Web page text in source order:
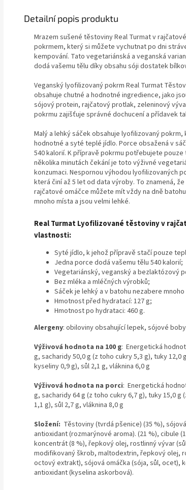
Detailní popis produktu
Mrazem sušené těstoviny Real Turmat v
pokrmem, který si můžete vychutnat po dni
kempování. Tato vegetariánská a veganská
dodá vašemu tělu díky obsahu sóji dostatek
Veganský lyofilizovaný pokrm Real Turmat
obsahuje chutné a hodnotné ingredience, jako
sójový protein, rajčatový protlak, zeleninový
pokrmu zajišťuje správné dochucení a přídavek
Malý a lehký sáček obsahuje lyofilizovaný
hodnotné a syté teplé jídlo. Porce obsažená v
540 kalorií. K přípravě pokrmu potřebujete pouze
několika minutách čekání je toto výživné
konzumaci. Nespornou výhodou lyofilizovaných
která činí až 5 let od data výroby. To znamená,
rajčatové omáčce můžete mít vždy na dně
mnoho místa a jsou velmi lehké.
Real Turmat Lyofilizované těstoviny v
vlastnosti:
Syté jídlo, k jehož přípravě stačí pouze
Jedna porce dodá vašemu tělu 540 kalorií;
Vegetariánský, veganský a bezlaktózový
Bez mléka a mléčných výrobků;
Sáček je lehký a v batohu nezabere
Hmotnost před hydratací: 127 g;
Hmotnost po hydrataci: 460 g.
Alergeny: obiloviny obsahující lepek, sójové
Výživová hodnota na 100 g: Energetická
g, sacharidy 50,0 g (z toho cukry 5,3 g), tuky 12,0
kyseliny 0,9 g), sůl 2,1 g, vláknina 6,0 g
Výživová hodnota na porci: Energetická
g, sacharidy 64 g (z toho cukry 6,7 g), tuky 15,0
1,1 g), sůl 2,7 g, vláknina 8,0 g
Složení: Těstoviny (tvrdá pšenice) (35 %),
antioxidant (rozmarýnové aroma). (21 %), cibule
koncentrát (8 %), řepkový olej, rostlinný vývar
modifikovaný škrob, maltodextrin, řepkový olej,
octový extrakt), sójová omáčka (sója, sůl, ocet),
antioxidant (kyselina askorbová).